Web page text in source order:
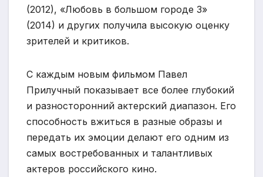
(2012), «Любовь в большом городе 3»
(2014) и других получила высокую оценку
зрителей и критиков.
С каждым новым фильмом Павел
Прилучный показывает все более глубокий
и разносторонний актерский диапазон. Его
способность вжиться в разные образы и
передать их эмоции делают его одним из
самых востребованных и талантливых
актеров российского кино.